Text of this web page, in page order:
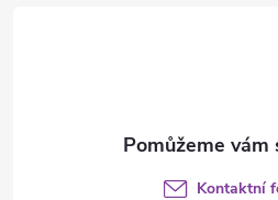
Kontaktní